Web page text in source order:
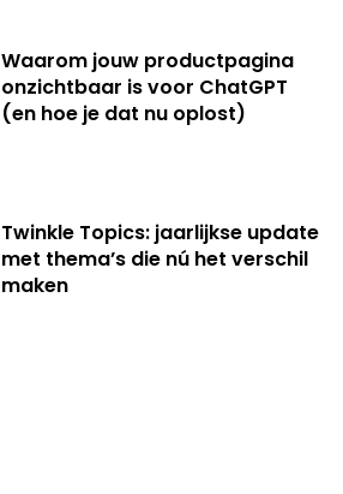
Waarom jouw productpagina
onzichtbaar is voor ChatGPT
(en hoe je dat nu oplost)
Twinkle Topics: jaarlijkse update
met thema’s die nú het verschil
maken